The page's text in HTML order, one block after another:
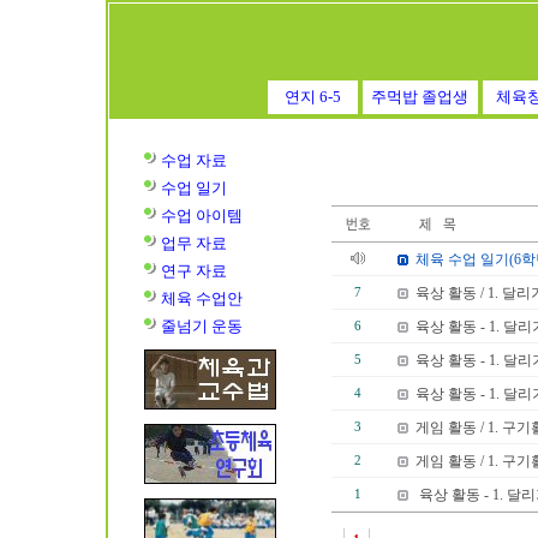
연지 6-5 주먹밥 졸업생 체육
수업 자료
수업 일기
수업 아이템
업무 자료
연구 자료
체육 수업안
줄넘기 운동
체육 수업 일기(6
7 육상 활동 / 1. 달리
6 육상 활동 - 1. 달리
5 육상 활동 - 1. 달리
4 육상 활동 - 1. 달리
3 게임 활동 / 1. 구기
2 게임 활동 / 1. 구기
1 육상 활동 - 1. 달